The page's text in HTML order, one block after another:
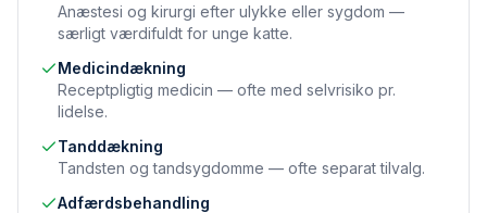
Anæstesi og kirurgi efter ulykke eller sygdom —
særligt værdifuldt for unge katte.
Medicin­dækning
Receptpligtig medicin — ofte med selvrisiko pr.
lidelse.
Tand­dækning
Tandsten og tandsygdomme — ofte separat tilvalg.
Adfærds­behandling